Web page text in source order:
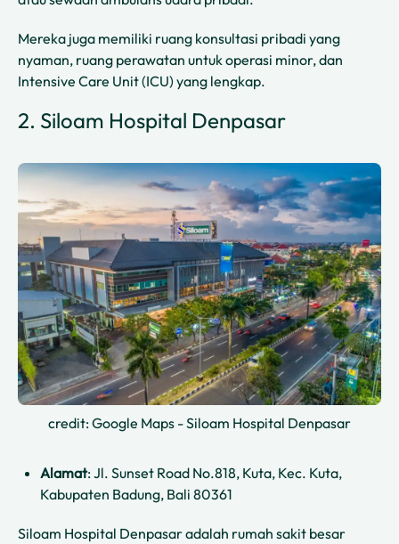
Mereka juga memiliki ruang konsultasi pribadi yang
nyaman, ruang perawatan untuk operasi minor, dan
Intensive Care Unit (ICU) yang lengkap.
2. Siloam Hospital Denpasar
credit: Google Maps - Siloam Hospital Denpasar
Alamat: Jl. Sunset Road No.818, Kuta, Kec. Kuta,
Kabupaten Badung, Bali 80361
Siloam Hospital Denpasar adalah rumah sakit besar